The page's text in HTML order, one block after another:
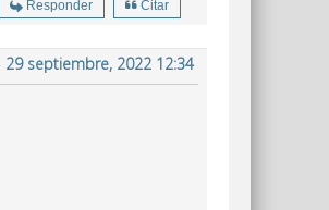
Responder Citar
29 septiembre, 2022 12:34